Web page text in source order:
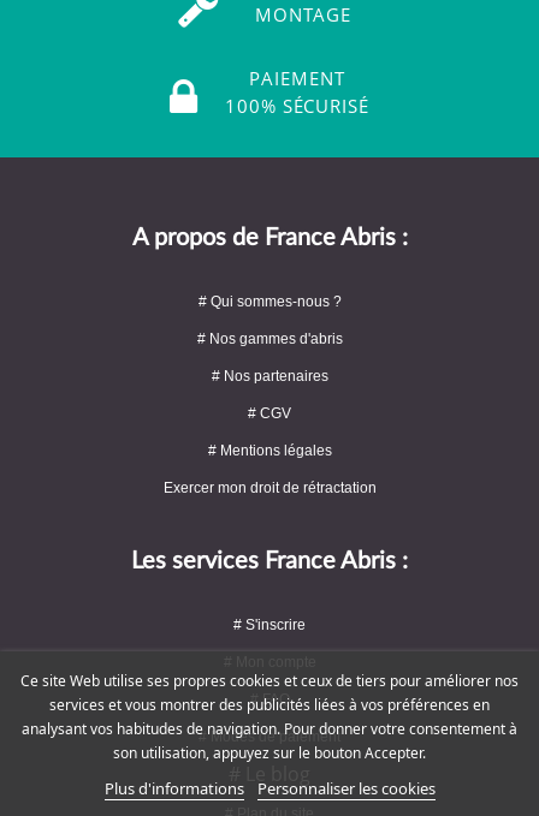
MONTAGE
PAIEMENT
100% SÉCURISÉ
A propos de France Abris :
# Qui sommes-nous ?
# Nos gammes d'abris
# Nos partenaires
# CGV
# Mentions légales
Exercer mon droit de rétractation
Les services France Abris :
# S'inscrire
# FAQ
# Modes de paiement
Ce site Web utilise ses propres cookies et ceux de tiers pour améliorer nos
services et vous montrer des publicités liées à vos préférences en
analysant vos habitudes de navigation. Pour donner votre consentement à
son utilisation, appuyez sur le bouton Accepter.
Plus d'informations Personnaliser les cookies